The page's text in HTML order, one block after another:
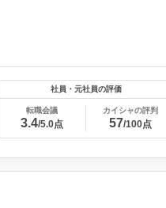
社員・元社員の評価
転職会議
3.4/5.0点
カイシャの評判
57/100点